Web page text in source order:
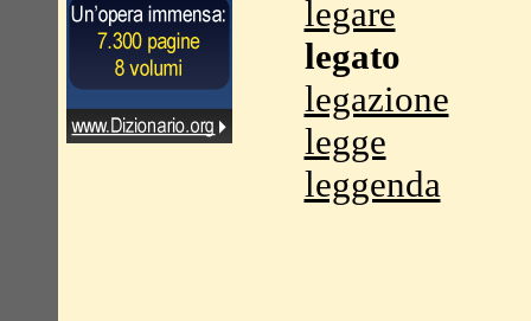
legare
legato
legazione
legge
leggenda